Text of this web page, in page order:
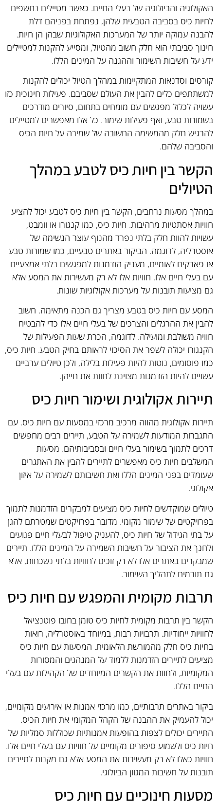
האקולוגיה והביולוגיה של בעלי החיים. כאשר מטיילים נחשפים
לחיות כיס בסביבה הטבעית שלהן, נפתחת בפניהם דלת
להבנה עמוקה יותר של המערכות האקולוגיות שבהן הן חיות.
חינוך סביבתי הוא חלק חשוב מהטיול, ומסייע להקנות למטיילים
ידע על חשיבות השימור וההגנה על המינים הללו.
קורסים וסדנאות המתקיימות במהלך הטיול יכולים להקנות
למשתתפים כלים להבין את העולם שסביבם. פעילות חינוכית כזו
עשויה לכלול מפגשים עם מומחים בתחום, סיורים מודרכים
בשמורות טבע, ואף פעילות שימור. כל אלו מאפשרים למטיילים
להרגיש חלק מהמשימה החשובה של שמירה על חיות הכיס
והסביבה שלהם.
הקשר בין חיות כיס לטבע במהלך
הטיולים
במהלך מסעות נרחבים, הקשר בין חיות כיס לטבע יכול להציע
חוויות אסתטיות מרהיבות. חיות כיס, כמו קנגורו או וומבט,
עשויות להוות חלק בלתי נפרד מהנוף עוצר הנשימה של
אוסטרליה, לדוגמה. הביקור באתרים טבעיים, כמו שמורות טבע
או פארקים לאומיים, מעניק הזדמנות למפגשים בלתי אמצעיים
עם בעלי חיים אלו. חוויות אלו לא רק מעשירות את המסע אלא
גם מציעות תובנות על מערכות אקולוגיות שונות.
המסע עם חיות כיס בטבע מצריך גם הכנה מתאימה. חשוב
להבין את ההרגלים והצרכים של בעלי חיים אלו כדי להבטיח
חוויה משולבת ומועילה. לדוגמה, הכרת שעות הפעילות של
הקנגורו יכולה לשפר את הסיכוי לראותם בחיק הטבע. חיות כיס,
כמו פוסומים, נוטות להיות פעילות בלילה, ולכן טיולים ערביים
עשויים להיות הזדמנות מצוינת לחוות את חייהן.
תיירות אקולוגית ושימור חיות כיס
תיירות אקולוגית מהווה מרכיב מרכזי במסעות עם חיות כיס. עם
התגברות המודעות לשמירה על הטבע, תיירים רבים מחפשים
דרכים לתמוך בשימור בעלי חיים ובסביבותיהם. מסעות
המשלבים חיות כיס מאפשרים לתיירים להבין את האתגרים
שעומדים בפני המינים הללו ואת חשיבותם לשמירה על איזון
אקולוגי.
טיולים שמוקדשים לחיות כיס מציעים למבקרים הזדמנות לתמוך
בפרויקטים של שימור מקומי. מדובר בפרויקטים שמטרתם להגן
על בתי הגידול של חיות כיס, להעניק טיפול לבעלי חיים פגועים
ולחנך את הציבור על חשיבות השמירה על המינים הללו. תיירים
שמבקרים באתרים אלו לא רק זוכים לחוויות בלתי נשכחות, אלא
גם תורמים לתהליך השימור.
תרבות מקומית והמפגש עם חיות כיס
הקשר בין תרבות מקומית לחיות כיס טומן בחובו פוטנציאל
לחוויות ייחודיות. תרבויות רבות, במיוחד באוסטרליה, רואות
בחיות כיס חלק מהמורשת הלאומית. המסעות עם חיות כיס
מציעים לתיירים הזדמנות ללמוד על המנהגים והמסורות
המקומיות, ולחוות את הקשרים המיוחדים של הקהילות עם בעלי
החיים הללו.
ביקור באתרים תרבותיים, כמו מרכזי אמנות או אירועים מקומיים,
יכול להעמיק את ההבנה של הקהל המקומי את חיות הכיס.
התיירים יכולים לצפות בהופעות אמנותיות שכוללות סמליות של
חיות כיס ולשמוע סיפורים מקומיים על חוויות עם בעלי חיים אלו.
חוויות כאלו לא רק מעשירות את המסע אלא גם מקנות לתיירים
תובנות על חשיבות המגוון הביולוגי.
מסעות חינוכיים עם חיות כיס